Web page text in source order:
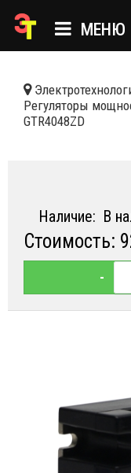
МЕНЮ
КАТАЛОГ
НОВОСТИ
ДОСТАВКА И
КОНТАКТЫ
Регуляторы
GTR4048ZD
Наличие: В
Стоимость:
-